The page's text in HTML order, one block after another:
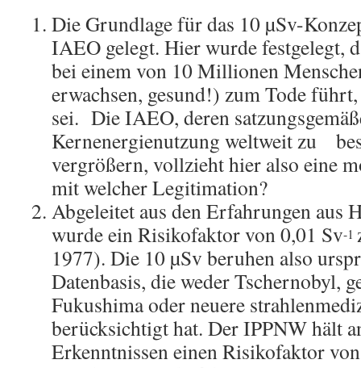
Die Grundlage für das 10 µSv-
IAEO gelegt. Hier wurde festgelegt,
bei einem von 10 Millionen
erwachsen, gesund!) zum Tode
sei. Die IAEO, deren
Kernenergienutzung weltweit zu
vergrößern, vollzieht hier also eine
mit welcher Legitimation?
Abgeleitet aus den Erfahrungen aus
wurde ein Risikofaktor von 0,01 Sv-1
1977). Die 10 µSv beruhen also
Datenbasis, die weder Tschernobyl,
Fukushima oder neuere
berücksichtigt hat. Der IPPNW hält
Erkenntnissen einen Risikofaktor